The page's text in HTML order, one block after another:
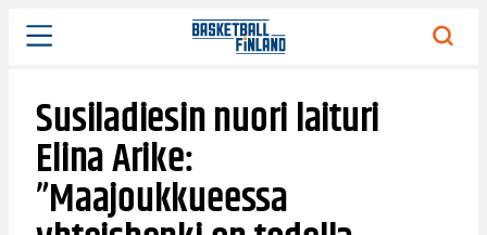
Siirry
sisältöön
Susiladiesin nuori laituri
Elina Arike:
”Maajoukkueessa